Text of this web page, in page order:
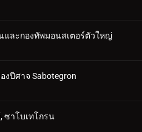
และกองทัพมอนสเตอร์ตัวใหญ่
งปีศาจ Sabotegron
ซาโบเทโกรน